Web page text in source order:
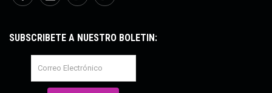
SUBSCRÍBETE A NUESTRO BOLETÍN: